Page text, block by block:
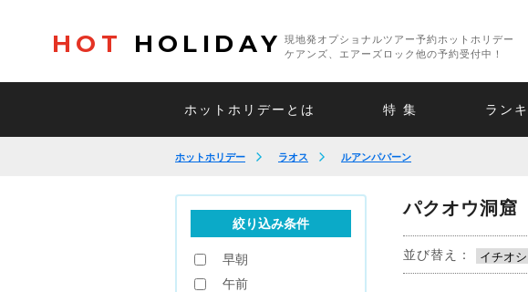
HOT HOLIDAY
現地発オプショナルツアー予約ホットホリデー
ケアンズ、エアーズロック他の予約受付中！
ホットホリデーとは 特 集 ラン
ホットホリデー ラオス ルアンパバーン
パクオウ洞窟
並び替え：
絞り込み条件
早朝
午前